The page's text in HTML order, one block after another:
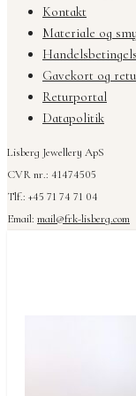
Kontakt
Materiale og
Gavekort og
Returportal
Datapolitik
Lisberg Jewellery ApS
CVR nr.: 41474505
Tlf.: +45 71 74 71 04
Email: mail@frk-lisberg.com